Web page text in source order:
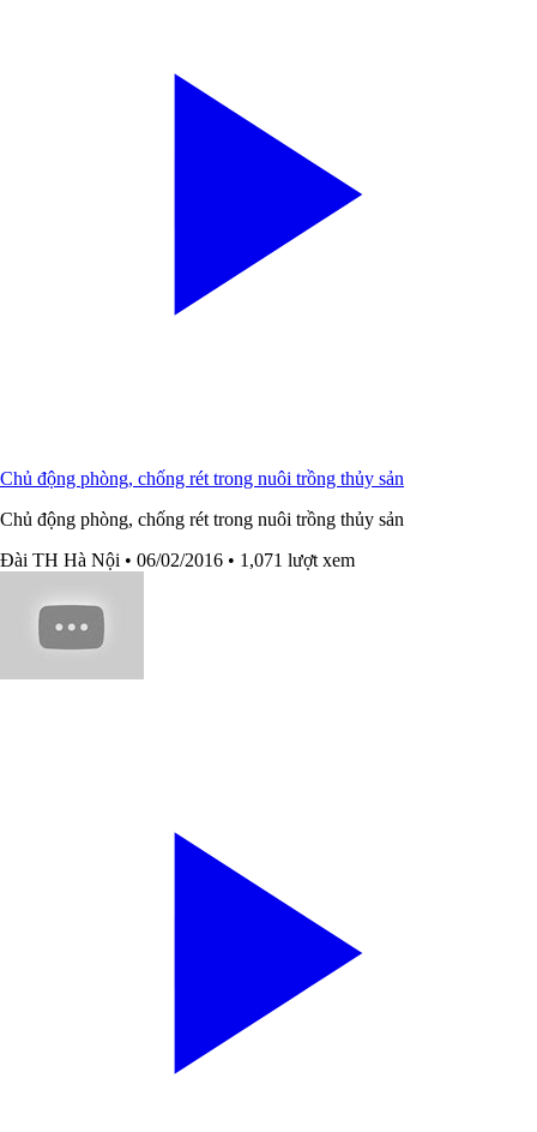
Chủ động phòng, chống rét trong nuôi trồng thủy sản
Chủ động phòng, chống rét trong nuôi trồng thủy sản
Đài TH Hà Nội • 06/02/2016 • 1,071 lượt xem